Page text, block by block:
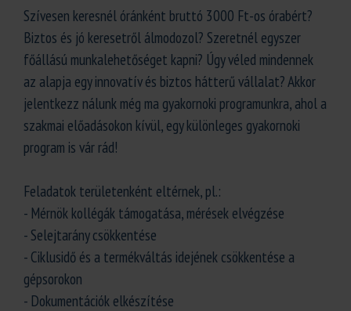
Szívesen keresnél óránként bruttó 3000 Ft-os órabért?
Biztos és jó keresetről álmodozol? Szeretnél egyszer
főállású munkalehetőséget kapni? Úgy véled mindennek
az alapja egy innovatív és biztos hátterű vállalat? Akkor
jelentkezz nálunk még ma gyakornoki programunkra, ahol a
szakmai előadásokon kívül, egy különleges gyakornoki
program is vár rád!
Feladatok területenként eltérnek, pl.:
- Mérnök kollégák támogatása, mérések elvégzése
- Selejtarány csökkentése
- Ciklusidő és a termékváltás idejének csökkentése a
gépsorokon
- Dokumentációk elkészítése